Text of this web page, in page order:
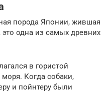
порода Японии, жившая
одна из самых древних
в гористой
Когда собаки,
и пойнтеру были